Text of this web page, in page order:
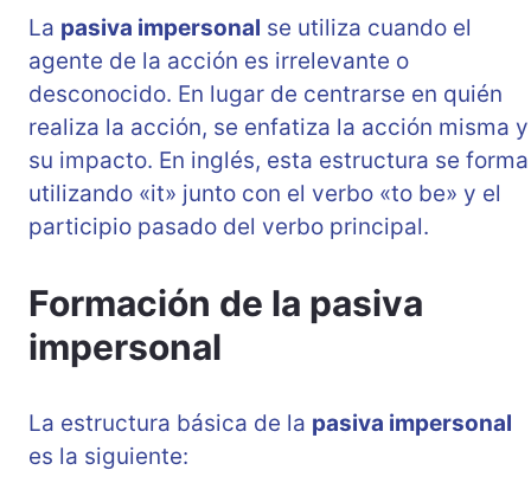
La pasiva impersonal se utiliza cuando el
agente de la acción es irrelevante o
desconocido. En lugar de centrarse en quién
realiza la acción, se enfatiza la acción misma y
su impacto. En inglés, esta estructura se forma
utilizando «it» junto con el verbo «to be» y el
participio pasado del verbo principal.
Formación de la pasiva
impersonal
La estructura básica de la pasiva impersonal
es la siguiente: